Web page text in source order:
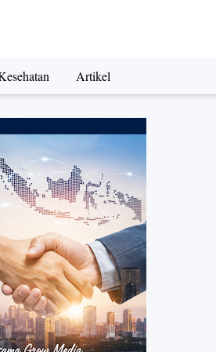
Artikel